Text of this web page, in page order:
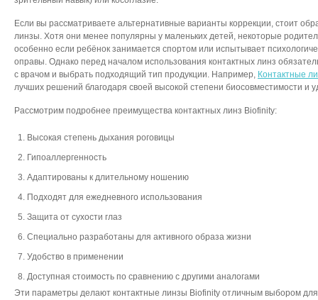
Если вы рассматриваете альтернативные варианты коррекции, стоит
линзы. Хотя они менее популярны у маленьких детей, некоторые
особенно если ребёнок занимается спортом или испытывает
оправы. Однако перед началом использования контактных линз
с врачом и выбрать подходящий тип продукции. Например, Контактные
лучших решений благодаря своей высокой степени биосовместимости и
Рассмотрим подробнее преимущества контактных линз Biofinity:
1. Высокая степень дыхания роговицы
2. Гипоаллергенность
3. Адаптированы к длительному ношению
4. Подходят для ежедневного использования
5. Защита от сухости глаз
6. Специально разработаны для активного образа жизни
7. Удобство в применении
8. Доступная стоимость по сравнению с другими аналогами
Эти параметры делают контактные линзы Biofinity отличным выбором